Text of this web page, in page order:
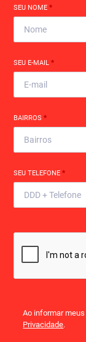
SEU NOME*
SEU E-MAIL*
BAIRROS*
SEU TELEFONE*
Ao informar
Privacidade.